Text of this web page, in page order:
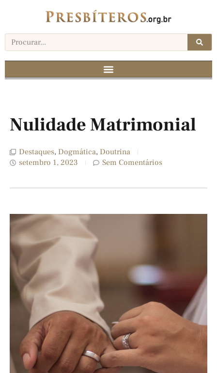
Nulidade Matrimonial
Destaques, Dogmática, Doutrina
setembro 1, 2023
Sem Comentários